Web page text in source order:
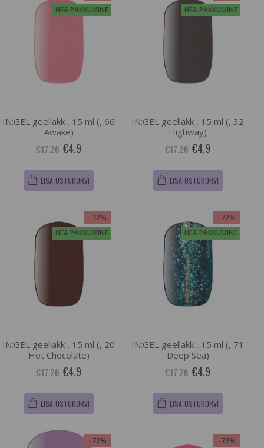
HEA PAKKUMINE
IN:GEL geellakk , 15 ml (, 66
Awake)
€17.26 €4.9
LISA OSTUKORVI
HEA PAKKUMINE
IN:GEL geellakk , 15 ml (, 32
Highway)
€17.26 €4.9
LISA OSTUKORVI
-72%
HEA PAKKUMINE
IN:GEL geellakk , 15 ml (, 20
Hot Chocolate)
€17.26 €4.9
LISA OSTUKORVI
-72%
HEA PAKKUMINE
IN:GEL geellakk , 15 ml (, 71
Deep Sea)
€17.26 €4.9
LISA OSTUKORVI
-72% -72%